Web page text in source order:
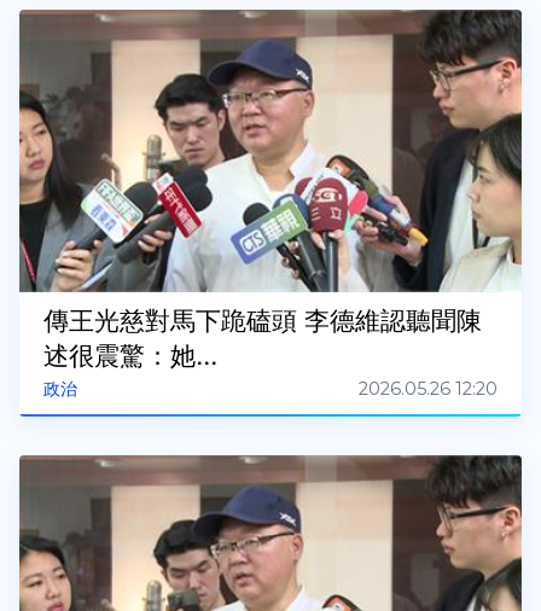
政治
傳王光慈對馬下跪磕頭 李德維認聽聞陳
述很震驚：她...
2026.05.26 12:20